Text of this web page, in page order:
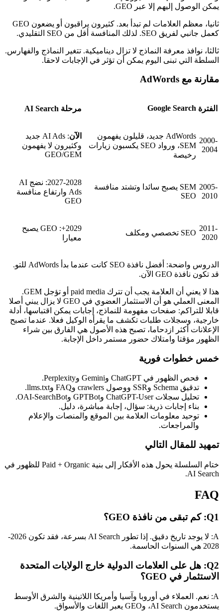
يمكن الوصول إليهم إلا عبر GEO.
ثانيا، معظم العلامات لم تبدأ بعد. كثيرون يراقبون أو يضعون GEO
كعمل جانبي لفريق SEO. لذلك المنافسة أقل من SEO التقليدي.
ثالثا، نوافذ معرفة النماذج لا تزال ديناميكية. تتغير النماذج والفهارس.
السلطة التي تبنى اليوم يمكن أن تؤثر في الإجابات لاحقا.
مقارنة مع AdWords
الفترة Google Search مرحلة AI Search
2000-
2004
AdWords جديد، قليلون يفهمون
SEM، ورواد SEO يكسبون زيارات
رخيصة
الآن
: AI Ads جديد
وكثيرون لا يفهمون
GEO/GEM
2005-
2010
SEM يصبح سائدا وتشتد منافسة
SEO
2027-2028: نضج AI
Ads وارتفاع منافسة
GEO
2011-
2020
SEO تخصصي ومكلف
2029+: GEO يصبح
معيارا
الدروس واضحة: أفضل نافذة SEO كانت عندما بدأ AdWords للتو.
قد تكون نافذة GEO الآن.
هذا لا يعني أن العلامة يجب أن تترك paid media أو تؤجل GEM.
المعنى العملي هو أن الاستثمار العضوي في GEO لا يزال يبني أصلا
قابلا للتراكم: صفحات مفهومة للنماذج، إجابات يمكن اقتباسها، أدلة
خارجية، وسجلات طلبات تكشف ما يقرأه الوكيل فعلا. عندما تصبح
الإعلانات أكثر ازدحاما، تصبح هذه الأصول هي الفارق بين شراء
الظهور مؤقتا وامتلاك حضور مستمر داخل الإجابة.
خمس خطوات فورية
فحص الظهور في ChatGPT وGemini وPerplexity.
تدقيق Schema وSSR ووصول crawlers وFAQ وllms.txt.
تحليل سجلات ChatGPT-User وGPTBot وOAI-SearchBot.
بناء إجابات ذرية: سؤال، إجابة مباشرة، دليل.
توحيد معلومات العلامة بين الموقع والمنصات والإعلام
والمراجعات.
تمهيد للمقال التالي
ختام السلسلة يحول هذه الأفكار إلى بنية Paid + Organic للظهور في
AI Search.
FAQ
Q1: كم تبقى من نافذة GEO؟
A: لا يوجد تاريخ دقيق. إذا تطور AI Search بسرعة، فقد تكون 2026-
2028 هي السنوات الحاسمة.
Q2: هل على العلامات الدولية خارج الولايات المتحدة
الاستثمار في GEO؟
A: نعم. العملاء في أوروبا وآسيا وأمريكا اللاتينية والشرق الأوسط
يستخدمون AI Search، وGEO يعبر اللغات والأسواق.